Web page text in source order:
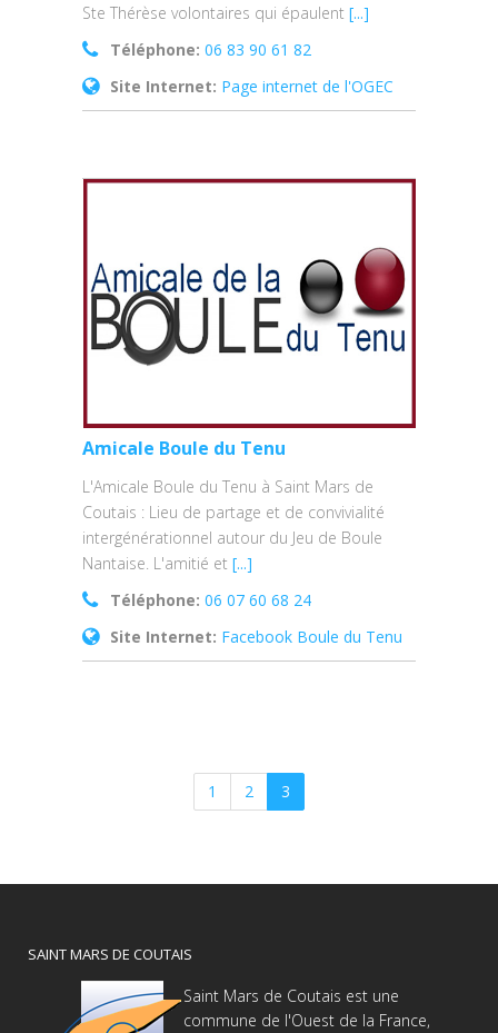
Ste Thérèse volontaires qui épaulent [...]
Téléphone: 06 83 90 61 82
Site Internet: Page internet de l'OGEC
Amicale Boule du Tenu
L'Amicale Boule du Tenu à Saint Mars de
Coutais : Lieu de partage et de convivialité
intergénérationnel autour du Jeu de Boule
Nantaise. L'amitié et [...]
Téléphone: 06 07 60 68 24
Site Internet: Facebook Boule du Tenu
1 2 3
SAINT MARS DE COUTAIS
Saint Mars de Coutais est une
commune de l'Ouest de la France,